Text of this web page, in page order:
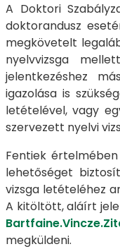
A Doktori
doktorandusz
megkövetelt
nyelvvizsga
jelentkezéshez
igazolása is
letételével, vagy
szervezett nyelvi
Fentiek
lehetőséget
vizsga letételéhez
A kitöltött, aláírt
megküldeni.